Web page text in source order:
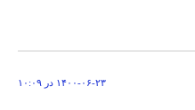
۱۴۰۰-۰۶-۲۳ در ۱۰:۰۹